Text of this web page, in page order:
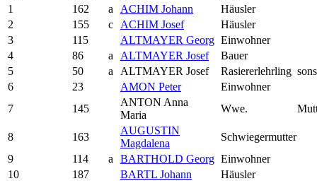
1
162 a ACHIM Johann
Häusler
2
155 c ACHIM Josef
Häusler
3
115 ALTMAYER Georg Einwohner
4
86 a ALTMAYER Josef
Bauer
5
50 a ALTMAYER Josef Rasiererlehrling
6
23 AMON Peter
Einwohner
7
145
ANTON Anna
Maria
Wwe.
8 163
AUGUSTIN
Magdalena
Schwiegermutter
9
114 a BARTHOLD Georg Einwohner
10
187 BARTL Johann Häusler